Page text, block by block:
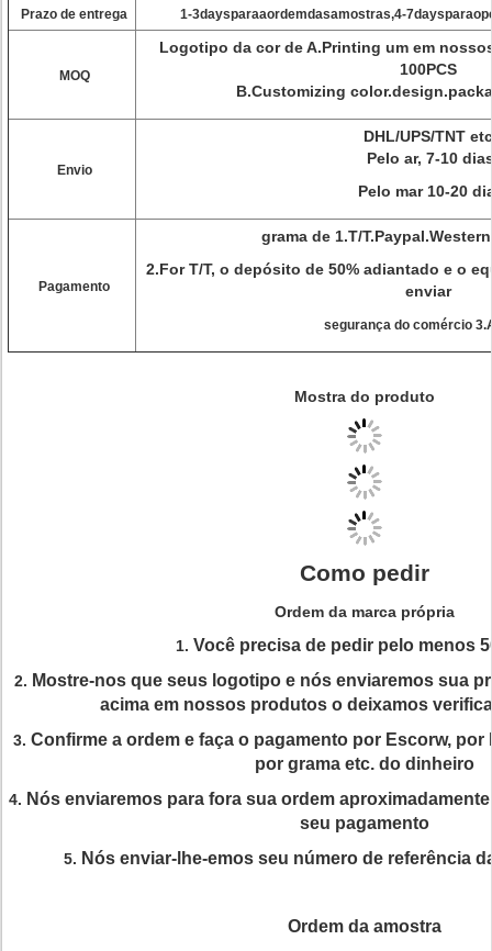
Prazo de entrega 1-3daysparaaordemdasamostras,4-
MOQ
Logotipo da cor de A.Printing um em
100PCS
B.Customizing
Envio
DHL/UPS/TNT
Pelo ar, 7-10
Pelo mar 10-20
Pagamento
grama de 1.T/
2.For T/T, o depósito de 50% adiantado e o
enviar
segurança do comércio
Mostra do produto
Como pedir
Ordem da marca própria
1. Você precisa de pedir pelo menos
2. Mostre-nos que seus logotipo e nós enviaremos sua
acima em nossos produtos o deixamos
3. Confirme a ordem e faça o pagamento por Escorw, por
por grama etc. do dinheiro
4. Nós enviaremos para fora sua ordem
seu pagamento
5. Nós enviar-lhe-emos seu número de referência
Ordem da amostra